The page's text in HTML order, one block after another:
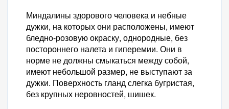
Миндалины здорового человека и небные
дужки, на которых они расположены, имеют
бледно-розовую окраску, однородные, без
постороннего налета и гиперемии. Они в
норме не должны смыкаться между собой,
имеют небольшой размер, не выступают за
дужки. Поверхность гланд слегка бугристая,
без крупных неровностей, шишек.